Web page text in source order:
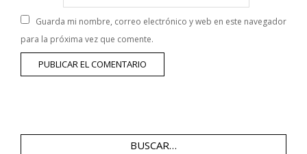
Guarda mi nombre, correo electrónico y web en este navegador
para la próxima vez que comente.
BUSCAR…